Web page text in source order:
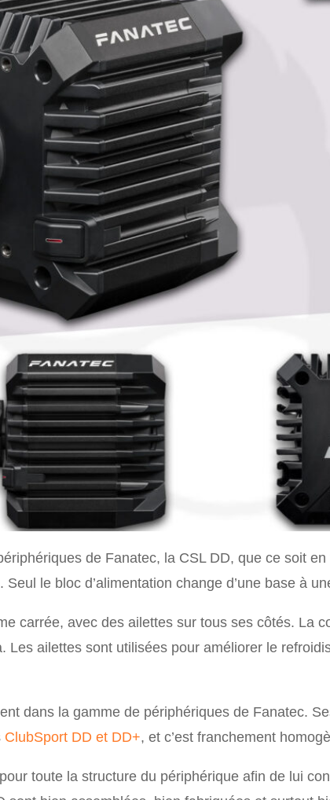
de Fanatec, la CSL DD, que ce soit
le bloc d’alimentation change d’une base à
carrée, avec des ailettes sur tous ses côtés. La
ailettes sont utilisées pour améliorer le
dans la gamme de périphériques de Fanatec.
ClubSport DD et DD+, et c’est franchement
toute la structure du périphérique afin de lui